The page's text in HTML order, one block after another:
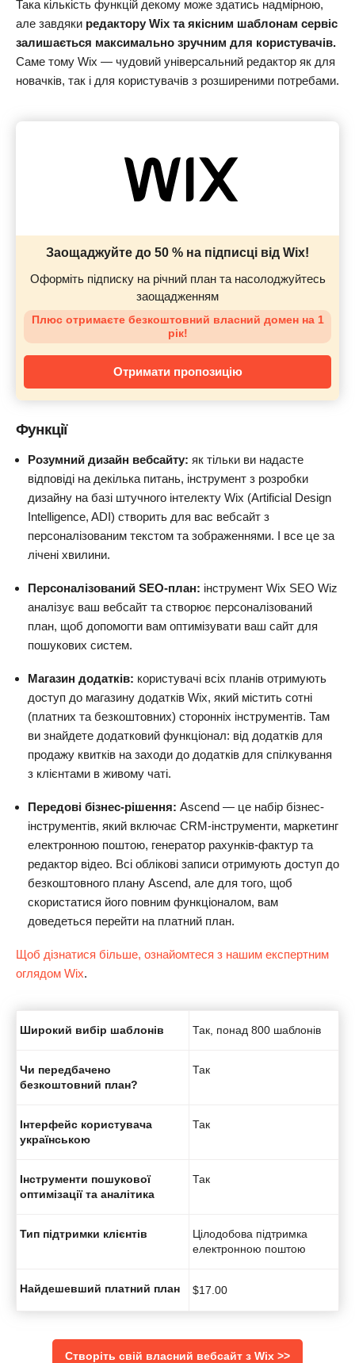
Така кількість функцій декому може здатись надмірною,
але завдяки редактору Wix та якісним шаблонам сервіс
залишається максимально зручним для користувачів.
Саме тому Wix — чудовий універсальний редактор як для
новачків, так і для користувачів з розширеними потребами.
Заощаджуйте до 50 % на підписці від Wix!
Оформіть підписку на річний план та насолоджуйтесь
заощадженням
Плюс отримаєте безкоштовний власний домен на 1
рік!
Отримати пропозицію
Функції
Розумний дизайн вебсайту: як тільки ви надасте
відповіді на декілька питань, інструмент з розробки
дизайну на базі штучного інтелекту Wix (Artificial Design
Intelligence, ADI) створить для вас вебсайт з
персоналізованим текстом та зображеннями. І все це за
лічені хвилини.
Персоналізований SEO-план: інструмент Wix SEO Wiz
аналізує ваш вебсайт та створює персоналізований
план, щоб допомогти вам оптимізувати ваш сайт для
пошукових систем.
Магазин додатків: користувачі всіх планів отримують
доступ до магазину додатків Wix, який містить сотні
(платних та безкоштовних) сторонніх інструментів. Там
ви знайдете додатковий функціонал: від додатків для
продажу квитків на заходи до додатків для спілкування
з клієнтами в живому чаті.
Передові бізнес-рішення: Ascend — це набір бізнес-
інструментів, який включає CRM-інструменти, маркетинг
електронною поштою, генератор рахунків-фактур та
редактор відео. Всі облікові записи отримують доступ до
безкоштовного плану Ascend, але для того, щоб
скористатися його повним функціоналом, вам
доведеться перейти на платний план.
Щоб дізнатися більше, ознайомтеся з нашим експертним
оглядом Wix.
Широкий вибір шаблонів Так, понад 800 шаблонів
Чи передбачено
безкоштовний план?
Так
Інтерфейс користувача
українською
Так
Інструменти пошукової
оптимізації та аналітика
Так
Тип підтримки клієнтів
Цілодобова підтримка
електронною поштою
Найдешевший платний план $17.00
Створіть свій власний вебсайт з Wix >>